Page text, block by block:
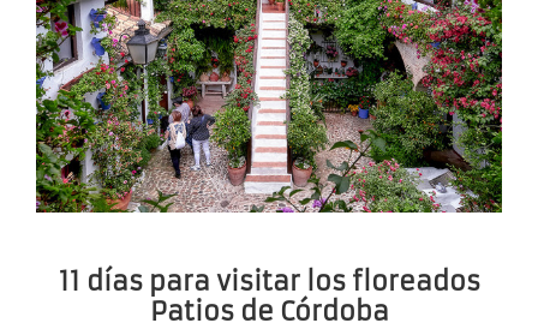
11 días para visitar los floreados
Patios de Córdoba